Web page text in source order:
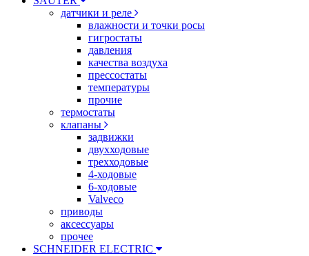
датчики и реле
влажности и точки росы
гигростаты
давления
качества воздуха
прессостаты
температуры
прочие
термостаты
клапаны
задвижки
двухходовые
трехходовые
4-ходовые
6-ходовые
Valveco
приводы
аксессуары
прочее
SCHNEIDER ELECTRIC